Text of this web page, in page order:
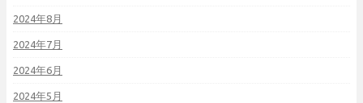
2024年8月
2024年7月
2024年6月
2024年5月